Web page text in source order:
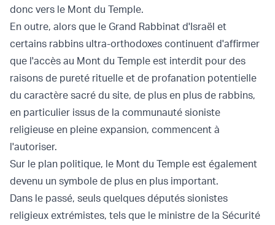
donc vers le Mont du Temple.
En outre, alors que le Grand Rabbinat d'Israël et
certains rabbins ultra-orthodoxes continuent d'affirmer
que l'accès au Mont du Temple est interdit pour des
raisons de pureté rituelle et de profanation potentielle
du caractère sacré du site, de plus en plus de rabbins,
en particulier issus de la communauté sioniste
religieuse en pleine expansion, commencent à
l'autoriser.
Sur le plan politique, le Mont du Temple est également
devenu un symbole de plus en plus important.
Dans le passé, seuls quelques députés sionistes
religieux extrémistes, tels que le ministre de la Sécurité